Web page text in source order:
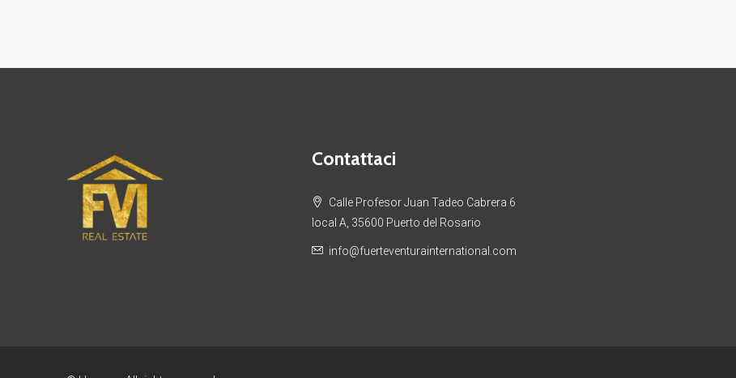
Contattaci
Calle Profesor Juan Tadeo Cabrera 6
local A, 35600 Puerto del Rosario
info@fuerteventurainternational.com